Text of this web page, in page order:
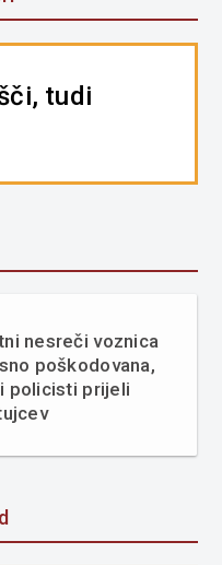
tudi
nesreči voznica
poškodovana,
policisti prijeli